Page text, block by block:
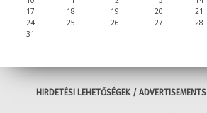
17
18 19 20 21
24
25 26 27 28
31
HIRDETÉSI LEHETŐSÉGEK / ADVERTISEMENTS